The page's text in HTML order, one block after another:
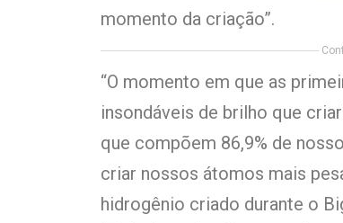
momento da criação”.
“O momento em que as
insondáveis ​​de brilho que
que compõem 86,9% de
criar nossos átomos mais
hidrogênio criado durante o